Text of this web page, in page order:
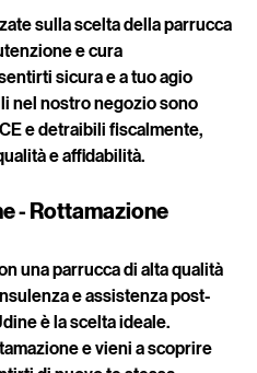
sulla scelta della parrucca
e cura
sicura e a tuo agio
nel nostro negozio sono
e detraibili fiscalmente,
- Rottamazione
una parrucca di alta qualità
e assistenza post-
è la scelta ideale.